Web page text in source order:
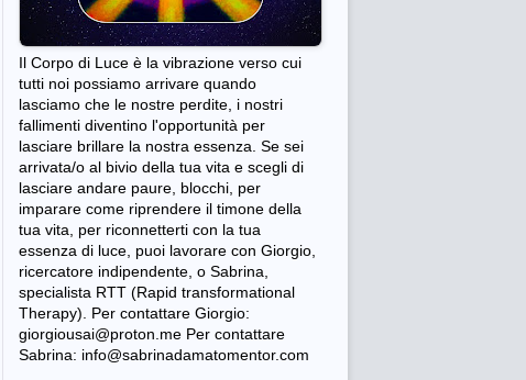
Il Corpo di Luce è la vibrazione verso cui
tutti noi possiamo arrivare quando
lasciamo che le nostre perdite, i nostri
fallimenti diventino l'opportunità per
lasciare brillare la nostra essenza. Se sei
arrivata/o al bivio della tua vita e scegli di
lasciare andare paure, blocchi, per
imparare come riprendere il timone della
tua vita, per riconnetterti con la tua
essenza di luce, puoi lavorare con Giorgio,
ricercatore indipendente, o Sabrina,
specialista RTT (Rapid transformational
Therapy). Per contattare Giorgio:
giorgiousai@proton.me Per contattare
Sabrina: info@sabrinadamatomentor.com